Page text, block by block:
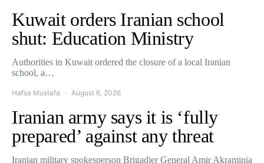
Kuwait orders Iranian school
shut: Education Ministry
Authorities in Kuwait ordered the closure of a local Iranian
school, a…
Hafsa Mustafa August 6, 2026
Iranian army says it is ‘fully
prepared’ against any threat
Iranian military spokesperson Brigadier General Amir Akraminia